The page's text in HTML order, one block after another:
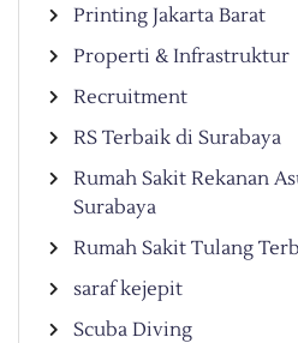
Printing Jakarta Barat
Properti & Infrastruktur
Recruitment
RS Terbaik di Surabaya
Rumah Sakit Rekanan
Surabaya
Rumah Sakit Tulang
saraf kejepit
Scuba Diving